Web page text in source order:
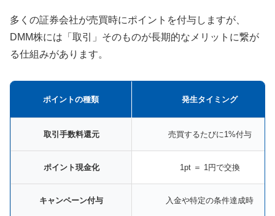
多くの証券会社が売買時にポイントを付与しますが、
DMM株には「取引」そのものが長期的なメリットに繋が
る仕組みがあります。
ポイントの種類 発生タイミング
取引手数料還元 売買するたびに1%付与
ポイント現金化 1pt ＝ 1円で交換
キャンペーン付与 入金や特定の条件達成時